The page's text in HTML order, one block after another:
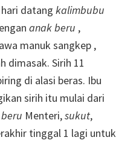
datang kalimbubu
anak beru ,
manuk sangkep ,
dimasak. Sirih 11
di alasi beras. Ibu
sirih itu mulai dari
Menteri,sukut,
tinggal 1 lagi untuk